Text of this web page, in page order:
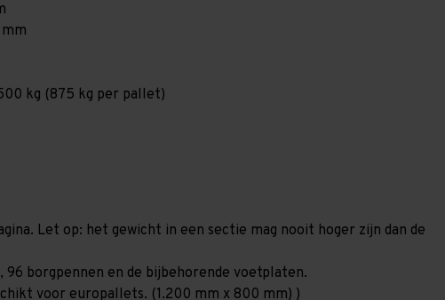
kg (875 kg per pallet)
Let op: het gewicht in een sectie mag nooit hoger zijn dan de
borgpennen en de bijbehorende voetplaten.
voor europallets. (1.200 mm x 800 mm) )